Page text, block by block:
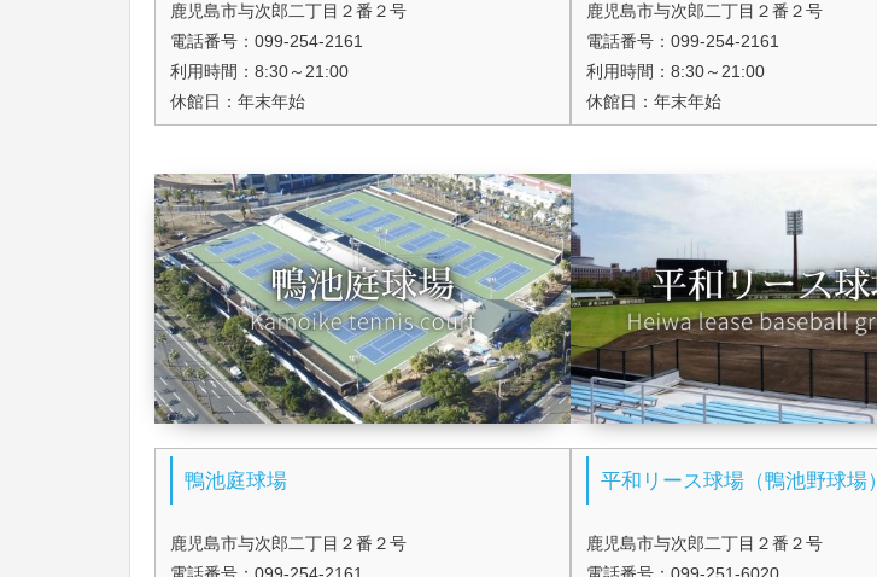
鹿児島市与次郎二丁目２番２号
電話番号：099-254-2161
利用時間：8:30～21:00
休館日：年末年始
鹿児島市与次郎二丁目２番２号
電話番号：099-254-2161
利用時間：8:30～21:00
休館日：年末年始
鴨池庭球場
鹿児島市与次郎二丁目２番２号
平和リース球場（鴨池野球場）
鹿児島市与次郎二丁目２番２号